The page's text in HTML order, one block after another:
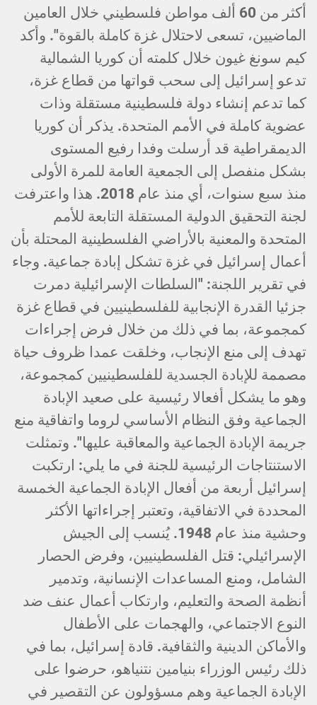
أكثر من 60 ألف مواطن فلسطيني خلال العامين
الماضيين، تسعى لاحتلال غزة كاملة بالقوة". وأكد
كيم سونغ غيون خلال كلمته أن كوريا الشمالية
تدعو إسرائيل إلى سحب قواتها من قطاع غزة،
كما تدعم إنشاء دولة فلسطينية مستقلة وذات
عضوية كاملة في الأمم المتحدة. يذكر أن كوريا
الديمقراطية قد أرسلت وفدا رفيع المستوى
بشكل منفصل إلى الجمعية العامة للمرة الأولى
منذ سبع سنوات، أي منذ عام 2018. هذا واعترفت
لجنة التحقيق الدولية المستقلة التابعة للأمم
المتحدة والمعنية بالأراضي الفلسطينية المحتلة بأن
أعمال إسرائيل في غزة تشكل إبادة جماعية. وجاء
في تقرير اللجنة: "السلطات الإسرائيلية دمرت
جزئيا القدرة الإنجابية للفلسطينيين في قطاع غزة
كمجموعة، بما في ذلك من خلال فرض إجراءات
تهدف إلى منع الإنجاب، وخلقت عمدا ظروف حياة
مصممة للإبادة الجسدية للفلسطينيين كمجموعة،
وهو ما يشكل أفعالا رئيسية على صعيد الإبادة
الجماعية وفق النظام الأساسي لروما واتفاقية منع
جريمة الإبادة الجماعية والمعاقبة عليها". وتمثلت
الاستنتاجات الرئيسية للجنة في ما يلي: ارتكبت
إسرائيل أربعة من أفعال الإبادة الجماعية الخمسة
المحددة في الاتفاقية، وتعتبر إجراءاتها الأكثر
وحشية منذ عام 1948. يُنسب إلى الجيش
الإسرائيلي: قتل الفلسطينيين، وفرض الحصار
الشامل، ومنع المساعدات الإنسانية، وتدمير
أنظمة الصحة والتعليم، وارتكاب أعمال عنف ضد
النوع الاجتماعي، والهجمات على الأطفال
والأماكن الدينية والثقافية. قادة إسرائيل، بما في
ذلك رئيس الوزراء بنيامين نتنياهو، حرضوا على
الإبادة الجماعية وهم مسؤولون عن التقصير في